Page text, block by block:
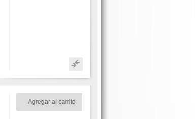
Agregar al carrito